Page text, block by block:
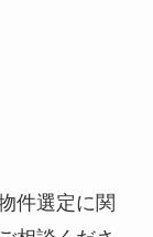
件選定に関